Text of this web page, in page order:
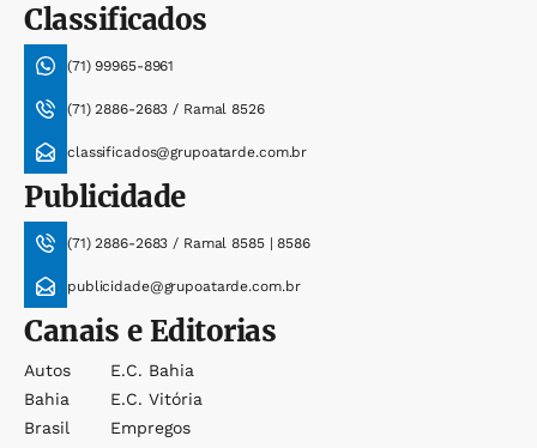
Classificados
(71) 99965-8961
(71) 2886-2683 / Ramal 8526
classificados@grupoatarde.com.br
Publicidade
(71) 2886-2683 / Ramal 8585 | 8586
publicidade@grupoatarde.com.br
Canais e Editorias
Autos
Bahia
Brasil
E.c. Bahia
E.c. Vitória
Empregos